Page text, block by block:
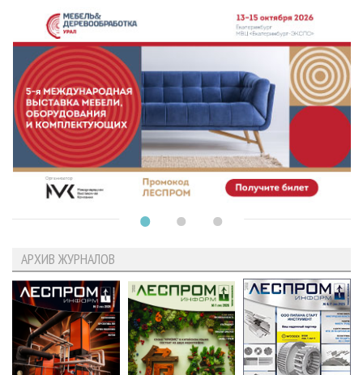
АРХИВ ЖУРНАЛОВ